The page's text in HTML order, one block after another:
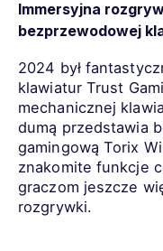
Immersyjna
bezprzewodowej
2024 był
klawiatur Trust
mechanicznej
dumą przedstawia
gamingową Torix
znakomite funkcje
graczom jeszcze
rozgrywki.